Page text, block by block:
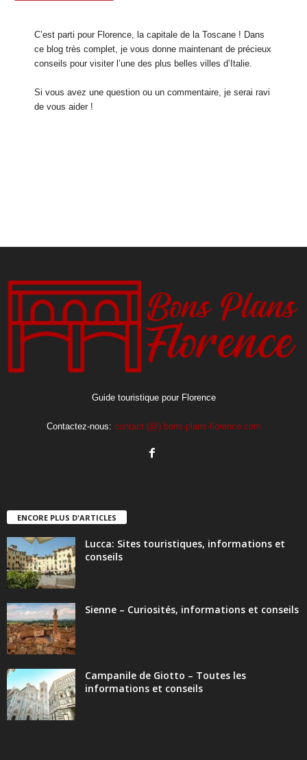
C’est parti pour Florence, la capitale de la Toscane ! Dans
ce blog très complet, je vous donne maintenant de précieux
conseils pour visiter l’une des plus belles villes d’Italie.
Si vous avez une question ou un commentaire, je serai ravi
de vous aider !
Guide touristique pour Florence
Contactez-nous: contact (@) bons-plans-florence.com
ENCORE PLUS D'ARTICLES
Lucca: Sites touristiques, informations et
conseils
Sienne – Curiosités, informations et conseils
Campanile de Giotto – Toutes les
informations et conseils